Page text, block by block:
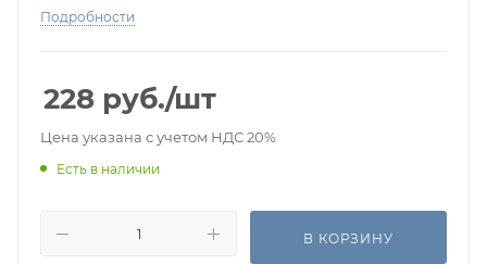
Подробности
228 руб./шт
Цена указана с учетом НДС 20%
Есть в наличии
В КОРЗИНУ